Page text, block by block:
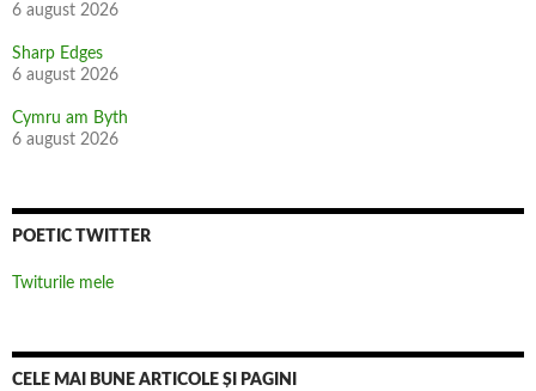
6 august 2026
Sharp Edges
6 august 2026
Cymru am Byth
6 august 2026
POETIC TWITTER
Twiturile mele
CELE MAI BUNE ARTICOLE ȘI PAGINI